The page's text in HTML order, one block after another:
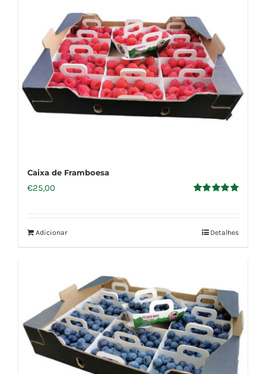
Caixa de Framboesa
€25,00
Adicionar Detalhes